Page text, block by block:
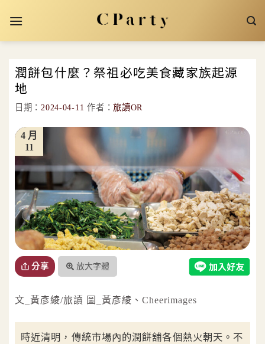
潤餅包什麼？祭祖必吃美食藏家族起源
地
日期：2024-04-11 作者：旅讀OR
11
4 月
分享 放大字體
文_黃彥綾/旅讀 圖_黃彥綾、Cheerimages
時近清明，傳統市場內的潤餅舖各個熱火朝天。不